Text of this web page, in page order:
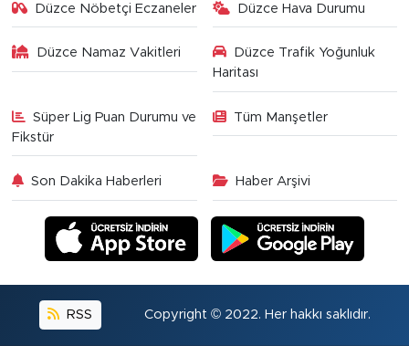
Düzce Nöbetçi Eczaneler Düzce Hava Durumu
Düzce Namaz Vakitleri
Düzce Trafik Yoğunluk
Haritası
Süper Lig Puan Durumu ve
Fikstür
Tüm Manşetler
Son Dakika Haberleri Haber Arşivi
RSS Copyright © 2022. Her hakkı saklıdır.